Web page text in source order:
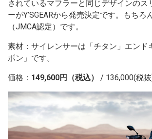
されているマフラーと同じデザインのス
ーがY’SGEARから発売決定です。もちろ
（JMCA認定）です。
素材：サイレンサーは「チタン」エンド
ボン」です。
価格： 149,600円（税込） / 136,000(税